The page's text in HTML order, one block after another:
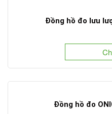
Đồng hồ đo lưu
Đồng hồ đo